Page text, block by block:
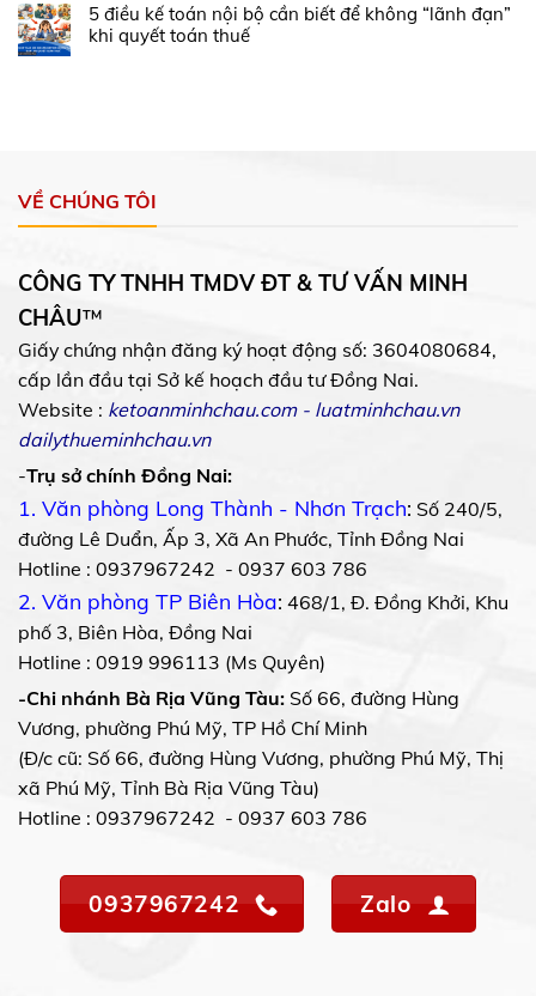
5 điều kế toán nội bộ cần biết để không “lãnh đạn”
khi quyết toán thuế
VỀ CHÚNG TÔI
CÔNG TY TNHH TMDV ĐT & TƯ VẤN MINH
CHÂU™
Giấy chứng nhận đăng ký hoạt động số: 3604080684,
cấp lần đầu tại Sở kế hoạch đầu tư Đồng Nai.
Website : ketoanminhchau.com- luatminhchau.vn
dailythueminhchau.vn
-Trụ sở chính Đồng Nai:
1. Văn phòng Long Thành - Nhơn Trạch: Số 240/5,
đường Lê Duẩn, Ấp 3, Xã An Phước, Tỉnh Đồng Nai
Hotline : 0937967242 - 0937 603 786
2. Văn phòng TP Biên Hòa: 468/1, Đ. Đồng Khởi, Khu
phố 3, Biên Hòa, Đồng Nai
Hotline : 0919 996113 (Ms Quyên)
-Chi nhánh Bà Rịa Vũng Tàu: Số 66, đường Hùng
Vương, phường Phú Mỹ, TP Hồ Chí Minh
(Đ/c cũ: Số 66, đường Hùng Vương, phường Phú Mỹ, Thị
xã Phú Mỹ, Tỉnh Bà Rịa Vũng Tàu)
Hotline : 0937967242 - 0937 603 786
0937967242 Zalo